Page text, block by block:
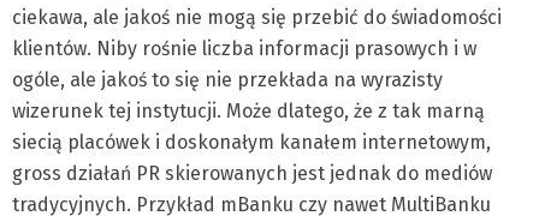
ciekawa, ale jakoś nie mogą się przebić do świadomości
klientów. Niby rośnie liczba informacji prasowych i w
ogóle, ale jakoś to się nie przekłada na wyrazisty
wizerunek tej instytucji. Może dlatego, że z tak marną
siecią placówek i doskonałym kanałem internetowym,
gross działań PR skierowanych jest jednak do mediów
tradycyjnych. Przykład mBanku czy nawet MultiBanku